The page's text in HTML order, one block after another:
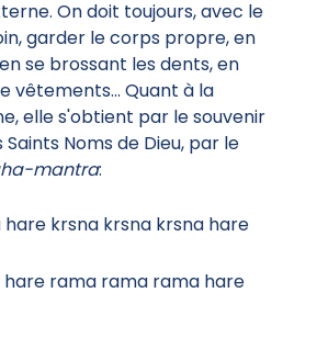
On doit toujours, avec le
garder le corps propre, en
se brossant les dents, en
vêtements... Quant à la
elle s'obtient par le souvenir
Noms de Dieu, par le
mantra:
hare krsna krsna krsna hare
rama rama rama hare